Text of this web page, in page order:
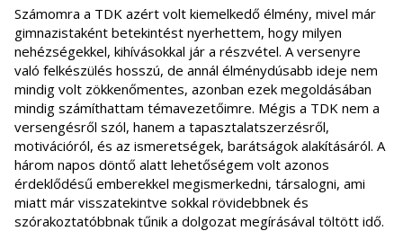
Számomra a TDK azért volt kiemelkedő élmény, mivel már
gimnazistaként betekintést nyerhettem, hogy milyen
nehézségekkel, kihívásokkal jár a részvétel. A versenyre
való felkészülés hosszú, de annál élménydúsabb ideje nem
mindig volt zökkenőmentes, azonban ezek megoldásában
mindig számíthattam témavezetőimre. Mégis a TDK nem a
versengésről szól, hanem a tapasztalatszerzésről,
motivációról, és az ismeretségek, barátságok alakításáról. A
három napos döntő alatt lehetőségem volt azonos
érdeklődésű emberekkel megismerkedni, társalogni, ami
miatt már visszatekintve sokkal rövidebbnek és
szórakoztatóbbnak tűnik a dolgozat megírásával töltött idő.